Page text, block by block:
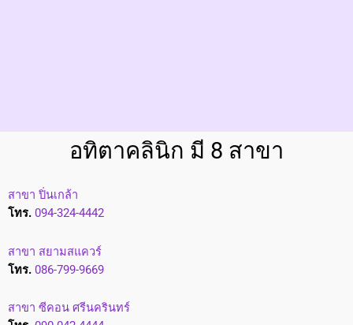
c
อทิตาคลินิก มี 8 สาขา
สาขา ปิ่นเกล้า
โทร. 094-324-4442
สาขา สยามสแควร์
โทร. 086-799-9669
สาขา ซีคอน ศรีนครินทร์